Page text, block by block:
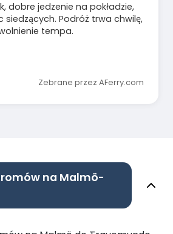
dobre jedzenie na pokładzie,
Podróż trwa chwilę,
tempa.
Zebrane przez AFerry.com
na Malmö-